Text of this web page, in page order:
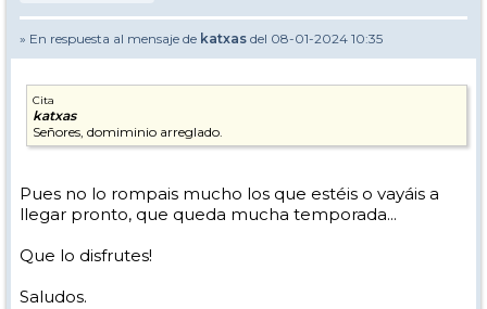
» En respuesta al mensaje de katxas del 08-01-2024 10:35
Cita
katxas
Señores, domiminio arreglado.
Pues no lo rompais mucho los que estéis o vayáis a
llegar pronto, que queda mucha temporada...
Que lo disfrutes!
Saludos.